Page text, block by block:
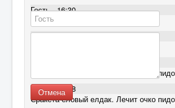
Гость - 16:30
ЕГМ не лечится(
Гость - 16:30
Сракета еловый елдак. Лечит очко
Гость - 12:38
Сракета еловый елдак. Лечит очко
Отмена